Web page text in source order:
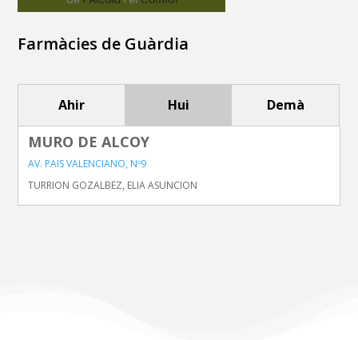
Farmàcies de Guàrdia
Ahir Hui Demà
MURO DE ALCOY
AV. PAIS VALENCIANO, Nº9
TURRION GOZALBEZ, ELIA ASUNCION